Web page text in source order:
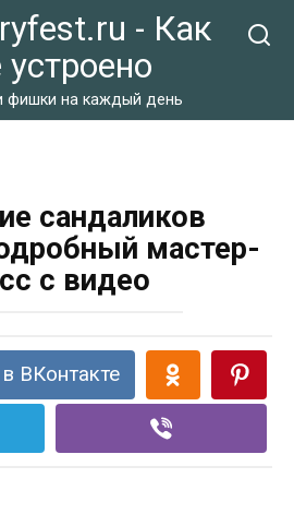
- Как
устроено
фишки на каждый день
сандаликов
мастер-
с видео
ВКонтакте